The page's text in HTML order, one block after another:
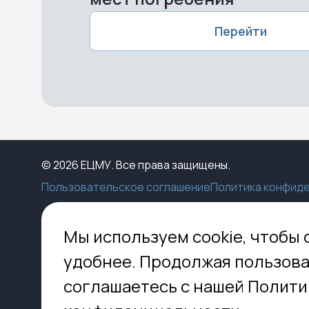
Перейти
© 2026 ЕЦМУ. Все права защищены.
Пользовательское соглашениеПолитика
Каталог Конструктор
Блог
Помощь
Пункты выдачи
Оплата
Установка
8
Мы используем cookie, чтобы
удобнее. Продолжая
соглашаетесь с нашей